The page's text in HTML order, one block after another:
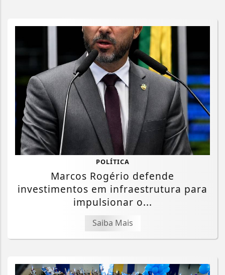
POLÍTICA
Marcos Rogério defende
investimentos em infraestrutura para
impulsionar o...
Saiba Mais